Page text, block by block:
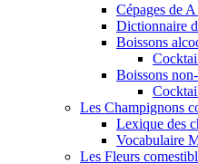
Cépages de
Dictionnaire
Boissons
Boissons
Les Champignons
Lexique des
Vocabulaire
Les Fleurs